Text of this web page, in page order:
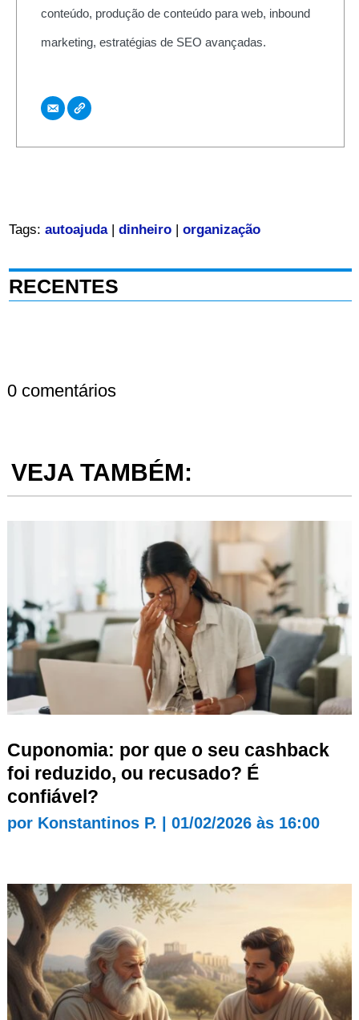
conteúdo, produção de conteúdo para web, inbound
marketing, estratégias de SEO avançadas.
Tags: autoajuda| dinheiro| organização
RECENTES
0 comentários
VEJA TAMBÉM:
Cuponomia: por que o seu cashback
foi reduzido, ou recusado? É
confiável?
por Konstantinos P. 01/02/2026 às 16:00